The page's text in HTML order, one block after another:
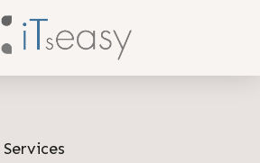
Services